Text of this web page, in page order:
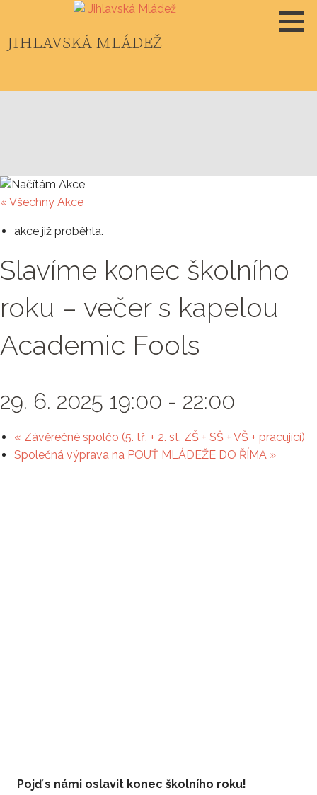
content
JIHLAVSKÁ MLÁDEŽ
« Všechny Akce
akce již proběhla.
Slavíme konec školního
roku – večer s kapelou
Academic Fools
29. 6. 2025 19:00 - 22:00
« Závěrečné spolčo (5. tř. + 2. st. ZŠ + SŠ + VŠ + pracující)
Společná výprava na POUŤ MLÁDEŽE DO ŘÍMA »
Pojď s námi oslavit konec školního roku!